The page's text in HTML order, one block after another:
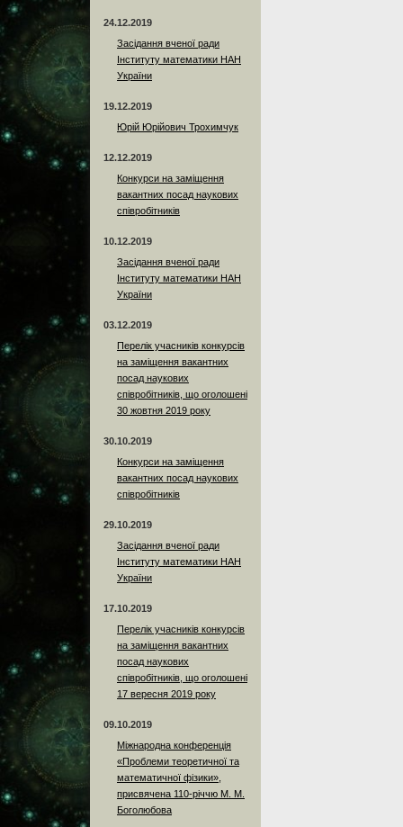
24.12.2019
Засідання вченої ради
Інституту математики НАН
України
19.12.2019
Юрій Юрійович Трохимчук
12.12.2019
Конкурси на заміщення
вакантних посад наукових
співробітників
10.12.2019
Засідання вченої ради
Інституту математики НАН
України
03.12.2019
Перелік учасників конкурсів
на заміщення вакантних
посад наукових
співробітників, що оголошені
30 жовтня 2019 року
30.10.2019
Конкурси на заміщення
вакантних посад наукових
співробітників
29.10.2019
Засідання вченої ради
Інституту математики НАН
України
17.10.2019
Перелік учасників конкурсів
на заміщення вакантних
посад наукових
співробітників, що оголошені
17 вересня 2019 року
09.10.2019
Міжнародна конференція
«Проблеми теоретичної та
математичної фізики»,
присвячена 110-річчю М. М.
Боголюбова